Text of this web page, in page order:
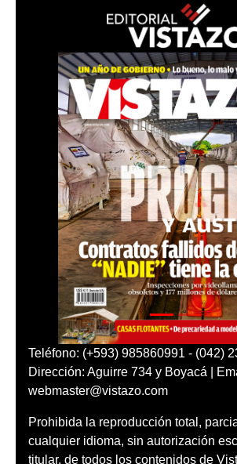
Teléfono: (+593) 985860991 - (042)
Dirección: Aguirre 734 y Boyacá |
webmaster@vistazo.com
Prohibida la reproducción total,
cualquier idioma, sin autorización
titular, de todos los contenidos de